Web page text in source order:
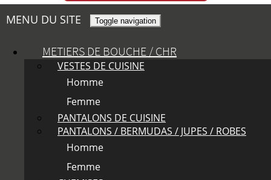
MENU DU SITE Toggle navigation
METIERS DE BOUCHE / CHR
VESTES DE CUISINE
Homme
Femme
PANTALONS DE CUISINE
PANTALONS / BERMUDAS / JUPES / ROBES
Homme
Femme